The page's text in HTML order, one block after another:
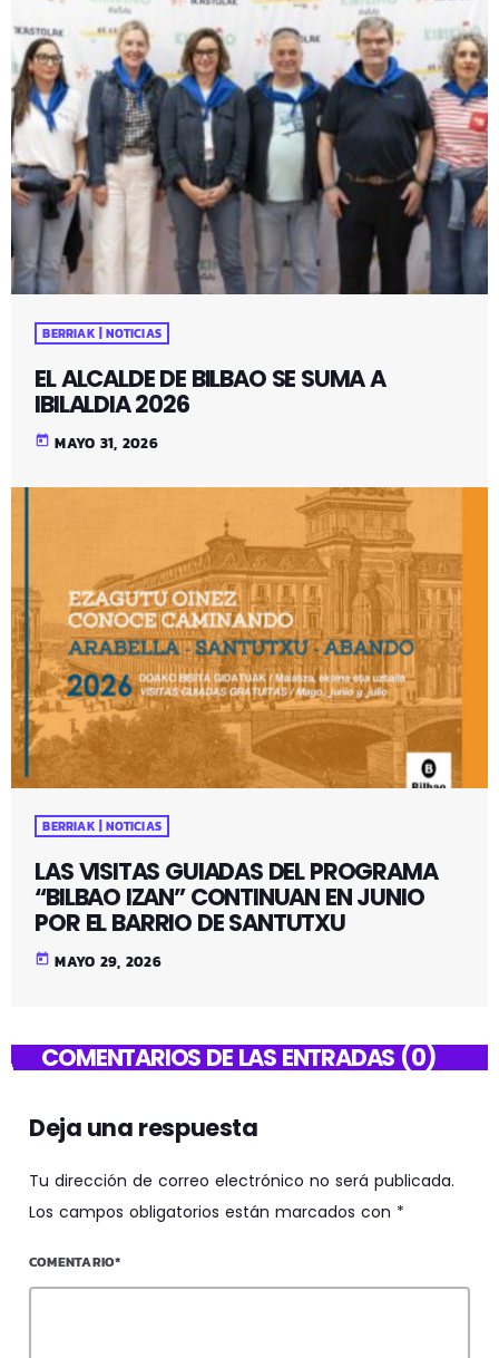
BERRIAK | NOTICIAS
EL ALCALDE DE BILBAO SE SUMA A
IBILALDIA 2026
today MAYO 31, 2026
BERRIAK | NOTICIAS
LAS VISITAS GUIADAS DEL PROGRAMA
“BILBAO IZAN” CONTINUAN EN JUNIO
POR EL BARRIO DE SANTUTXU
today MAYO 29, 2026
COMENTARIOS DE LAS ENTRADAS (0)
Deja una respuesta
Tu dirección de correo electrónico no será publicada.
Los campos obligatorios están marcados con *
COMENTARIO*